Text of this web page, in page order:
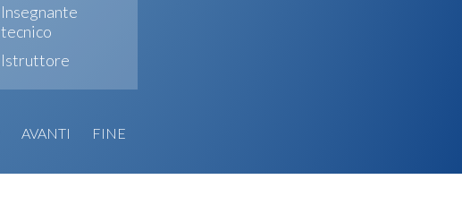
Insegnante
tecnico
Istruttore
AVANTI FINE